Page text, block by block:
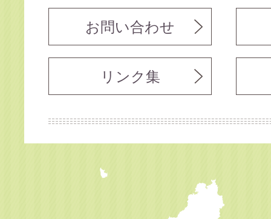
お問い合わせ
リンク集